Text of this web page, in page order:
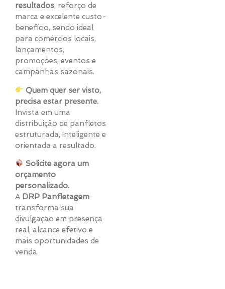
resultados, reforço de
marca e excelente custo-
benefício, sendo ideal
para comércios locais,
lançamentos,
promoções, eventos e
campanhas sazonais.
Quem quer ser visto,
precisa estar presente.
Invista em uma
distribuição de panfletos
estruturada, inteligente e
orientada a resultado.
Solicite agora um
orçamento
personalizado.
A DRP Panfletagem
transforma sua
divulgação em presença
real, alcance efetivo e
mais oportunidades de
venda.